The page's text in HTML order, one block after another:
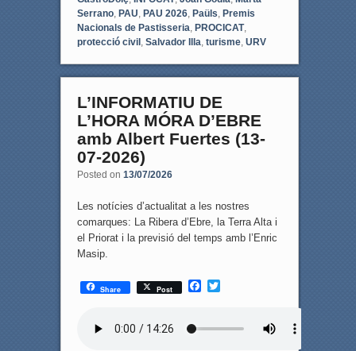
Serrano, PAU, PAU 2026, Paüls, Premis
Nacionals de Pastisseria, PROCICAT,
protecció civil , Salvador Illa, turisme, URV
L’INFORMATIU DE
L’HORA MÓRA D’EBRE
amb Albert Fuertes (13-
07-2026)
Posted on 13/07/2026
Les notícies d’actualitat a les nostres
comarques: La Ribera d’Ebre, la Terra Alta i
el Priorat i la previsió del temps amb l’Enric
Masip.
Share Post
F
T